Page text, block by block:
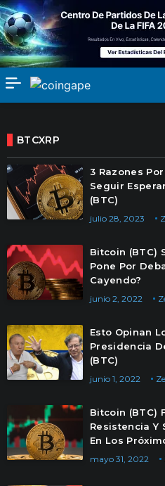
BTCXRP
3 Razones
Seguir
(BTC)
julio 28, 2023
Bitcoin (BTC)
Pone Por
Cayendo?
junio 2, 2022
Esto Opinan
Presidencia
(BTC)
junio 1, 2022
Bitcoin (BTC)
Resistencia Y
En Los
mayo 31, 2022